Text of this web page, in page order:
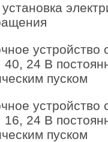
24 В
пуском
24 В
пуском